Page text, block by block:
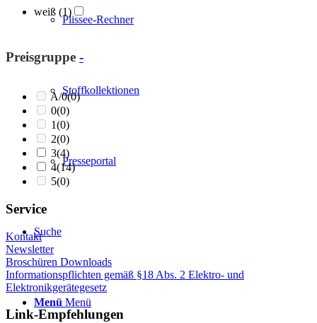
Plissee-Rechner
Stoffkollektionen
Presseportal
Suche
Menü Menü
weiß (1)
Preisgruppe -
A/0(0)
0(0)
1(0)
2(0)
3(4)
4(14)
5(0)
Service
Kontakt
Newsletter
Broschüren Downloads
Informationspflichten gemäß §18 Abs. 2 Elektro- und
Elektronikgerätegesetz
Link-Empfehlungen